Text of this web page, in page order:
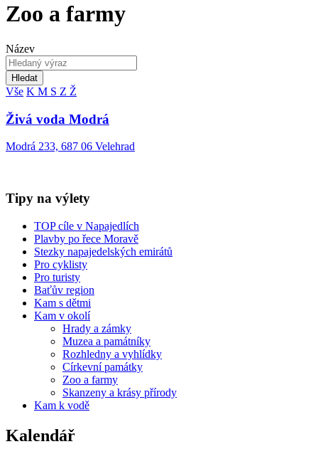
Zoo a farmy
Název
Hledat
Vše K M S Z Ž
Živá voda Modrá
Modrá 233, 687 06 Velehrad
Tipy na výlety
TOP cíle v Napajedlích
Plavby po řece Moravě
Stezky napajedelských emirátů
Pro cyklisty
Pro turisty
Baťův region
Kam s dětmi
Kam v okolí
Hrady a zámky
Muzea a památníky
Rozhledny a vyhlídky
Církevní památky
Zoo a farmy
Skanzeny a krásy přírody
Kam k vodě
Kalendář